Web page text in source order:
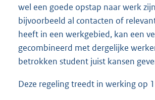
wel een goede opstap naar werk
bijvoorbeeld al contacten of
heeft in een werkgebied, kan een
gecombineerd met dergelijke
betrokken student juist kansen
Deze regeling treedt in werking op